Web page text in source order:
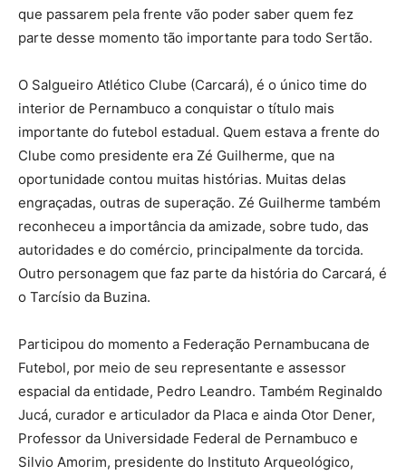
que passarem pela frente vão poder saber quem fez
parte desse momento tão importante para todo Sertão.
O Salgueiro Atlético Clube (Carcará), é o único time do
interior de Pernambuco a conquistar o título mais
importante do futebol estadual. Quem estava a frente do
Clube como presidente era Zé Guilherme, que na
oportunidade contou muitas histórias. Muitas delas
engraçadas, outras de superação. Zé Guilherme também
reconheceu a importância da amizade, sobre tudo, das
autoridades e do comércio, principalmente da torcida.
Outro personagem que faz parte da história do Carcará, é
o Tarcísio da Buzina.
Participou do momento a Federação Pernambucana de
Futebol, por meio de seu representante e assessor
espacial da entidade, Pedro Leandro. Também Reginaldo
Jucá, curador e articulador da Placa e ainda Otor Dener,
Professor da Universidade Federal de Pernambuco e
Silvio Amorim, presidente do Instituto Arqueológico,